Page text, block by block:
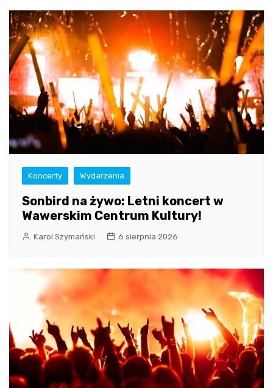
Koncerty Wydarzenia
Sonbird na żywo: Letni koncert w
Wawerskim Centrum Kultury!
Karol Szymański 6 sierpnia 2026